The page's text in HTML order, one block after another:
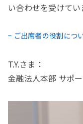
い合わせを受けてい
− ご出席者の役割につ
T.Y.さま：
金融法人本部 サポ